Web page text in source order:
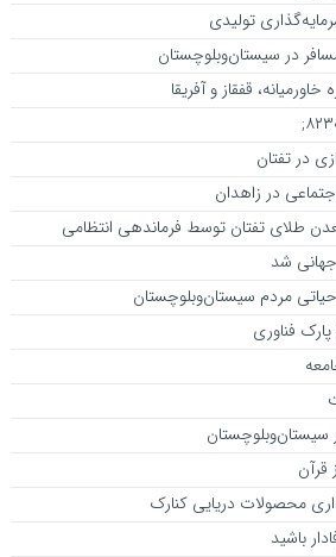
تولیدی
قفقاز و آفریقا
در تفتان
در زاهدان
طلای تفتان توسط فرماندهی انتظامی
جهانی شد
حیاتی مردم سیستان‌وبلوچستان
فناوری
محصولات دریایی کنارک
باشید